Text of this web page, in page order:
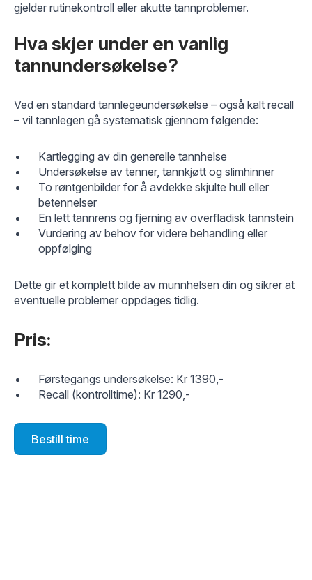
gjelder rutinekontroll eller akutte tannproblemer.
Hva skjer under en vanlig
tannundersøkelse?
Ved en standard tannlegeundersøkelse – også kalt recall
– vil tannlegen gå systematisk gjennom følgende:
Kartlegging av din generelle tannhelse
Undersøkelse av tenner, tannkjøtt og slimhinner
To røntgenbilder for å avdekke skjulte hull eller
betennelser
En lett tannrens og fjerning av overfladisk tannstein
Vurdering av behov for videre behandling eller
oppfølging
Dette gir et komplett bilde av munnhelsen din og sikrer at
eventuelle problemer oppdages tidlig.
Pris:
Førstegangs undersøkelse: Kr 1390,-
Recall (kontrolltime): Kr 1290,-
Bestill time